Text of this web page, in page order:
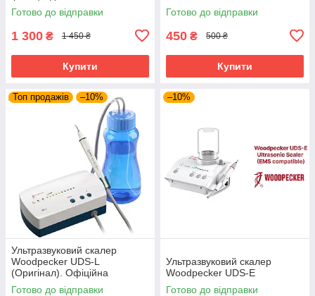
Готово до відправки
1 300 ₴ 1 450 ₴
Купити
Готово до відправки
450 ₴ 500 ₴
Купити
Топ продажів –10%
Ультразвуковий скалер
Woodpecker UDS-L
(Оригінал). Офіційна
гарантія!
Готово до відправки
–10%
Ультразвуковий скалер
Woodpecker UDS-E
Готово до відправки